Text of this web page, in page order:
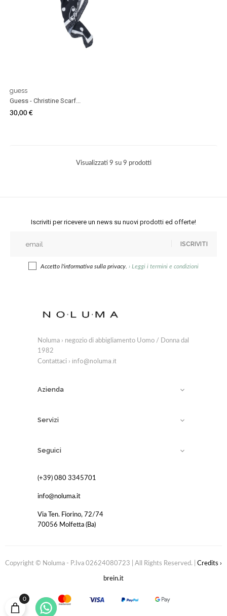
guess
Guess - Christine Scarf...
Prezzo
30,00 €
Visualizzati 9 su 9 prodotti
Iscriviti per ricevere un news su nuovi prodotti ed offerte!
ISCRIVITI
Accetto l'informativa sulla privacy. › Leggi i termini e condizioni
Noluma › negozio di abbigliamento Uomo / Donna dal
1982
Contattaci › info@noluma.it
Azienda 
Servizi 
Seguici 
(+39) 080 3345701
info@noluma.it
Via Ten. Fiorino, 72/74
70056 Molfetta (Ba)
Copyright © Noluma - P.Iva 02624080723 | All Rights Reserved. | Credits ›
brein.it
0